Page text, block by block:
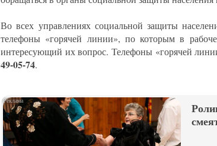
Во всех управлениях социальной защиты
телефоны «горячей линии», по которым в
интересующий их вопрос. Телефоны «горячей
49-05-74.